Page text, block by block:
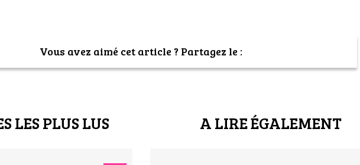
Vous avez aimé cet article ? Partagez le :
LES PLUS LUS A LIRE ÉGALEMENT